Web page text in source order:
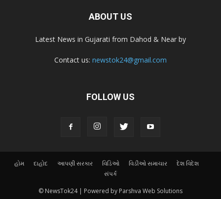
ABOUT US
Latest News in Gujarati from Dahod & Near by
Contact us: newstok24@gmail.com
FOLLOW US
હોમ દાહોદ આપણી સરકાર વિડિઓ વિડીઓ સમાચાર
દેશ વિદેશ
સંપર્ક
© NewsTok24 | Powered by Parshva Web Solutions